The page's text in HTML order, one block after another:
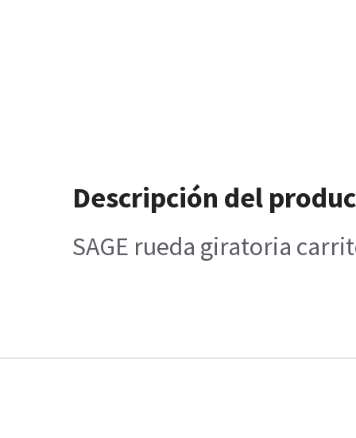
Descripción del
SAGE rueda giratoria